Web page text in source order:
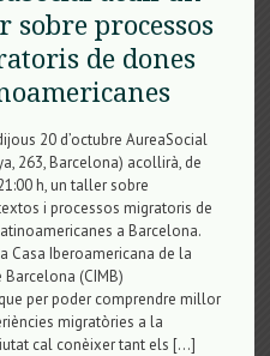
sobre processos
de dones
20 d’octubre AureaSocial
263, Barcelona) acollirà, de
h, un taller sobre
i processos migratoris de
a Barcelona.
Casa Iberoamericana de la
Barcelona (CIMB)
per poder comprendre millor
migratòries a la
cal conèixer tant els […]